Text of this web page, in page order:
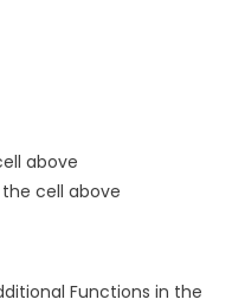
above
cell above
Functions in the